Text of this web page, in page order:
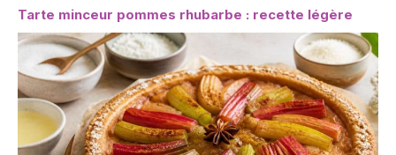
Tarte minceur pommes rhubarbe : recette légère